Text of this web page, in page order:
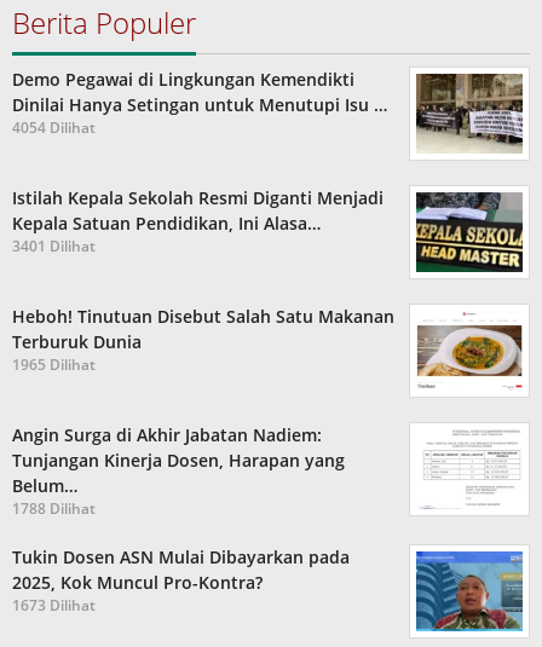
Berita Populer
Demo Pegawai di Lingkungan Kemendikti
Dinilai Hanya Setingan untuk Menutupi Isu …
4054 Dilihat
Istilah Kepala Sekolah Resmi Diganti Menjadi
Kepala Satuan Pendidikan, Ini Alasa…
3401 Dilihat
Heboh! Tinutuan Disebut Salah Satu Makanan
Terburuk Dunia
1965 Dilihat
Angin Surga di Akhir Jabatan Nadiem:
Tunjangan Kinerja Dosen, Harapan yang
Belum…
1788 Dilihat
Tukin Dosen ASN Mulai Dibayarkan pada
2025, Kok Muncul Pro-Kontra?
1673 Dilihat